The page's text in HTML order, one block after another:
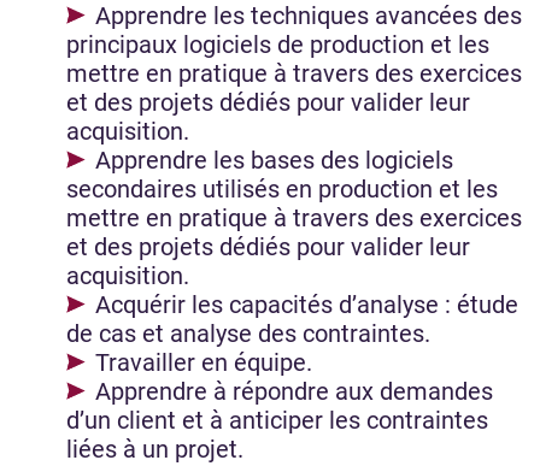
Apprendre les techniques avancées des
principaux logiciels de production et les
mettre en pratique à travers des exercices
et des projets dédiés pour valider leur
acquisition.
Apprendre les bases des logiciels
secondaires utilisés en production et les
mettre en pratique à travers des exercices
et des projets dédiés pour valider leur
acquisition.
Acquérir les capacités d’analyse : étude
de cas et analyse des contraintes.
Travailler en équipe.
Apprendre à répondre aux demandes
d’un client et à anticiper les contraintes
liées à un projet.